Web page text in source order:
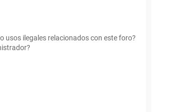
usos ilegales relacionados con este foro?